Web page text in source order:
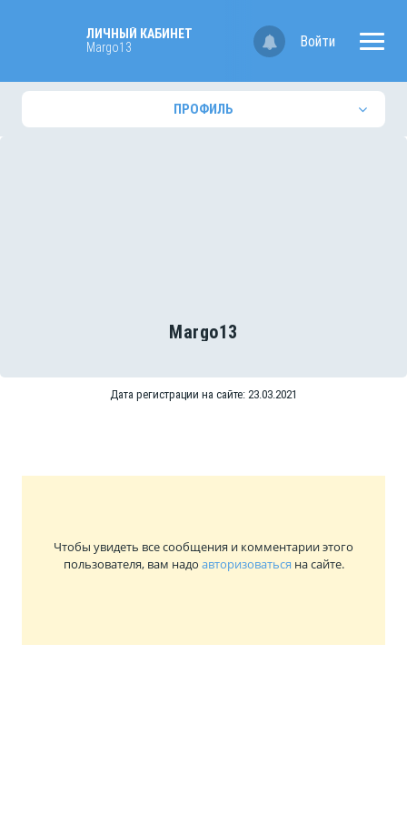
ЛИЧНЫЙ КАБИНЕТ
Margo13
Войти
ПРОФИЛЬ
Margo13
Дата регистрации на сайте: 23.03.2021
Чтобы увидеть все сообщения и комментарии этого
пользователя, вам надо авторизоваться на сайте.